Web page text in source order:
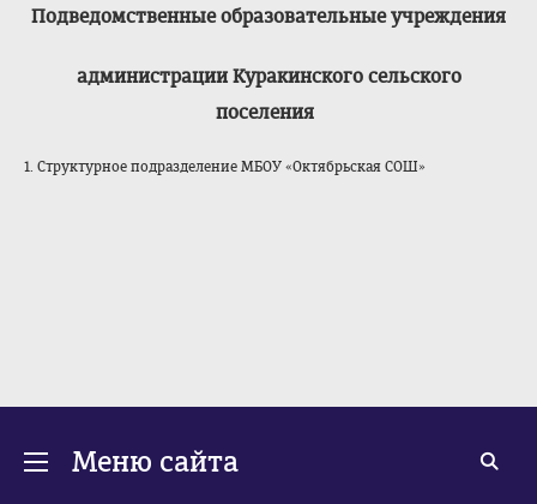
Подведомственные образовательные учреждения
администрации Куракинского сельского
поселения
1. Структурное подразделение МБОУ «Октябрьская СОШ»
Меню сайта